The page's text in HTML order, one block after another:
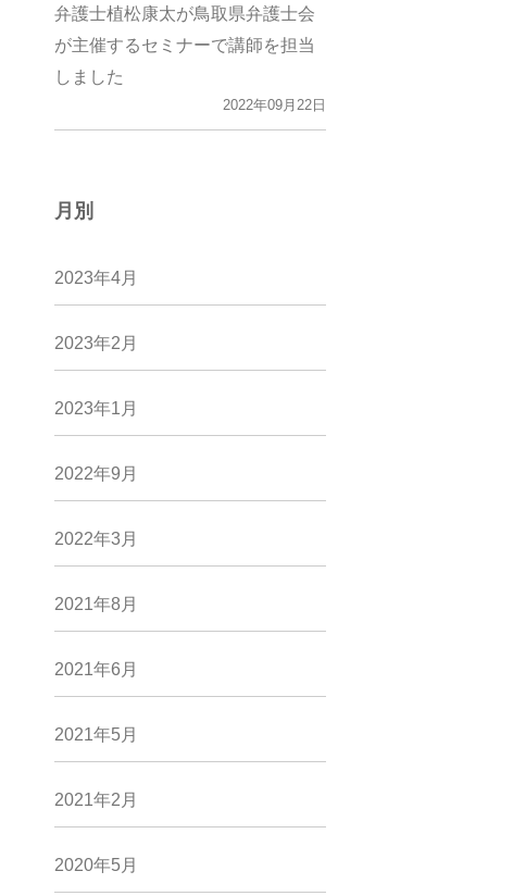
弁護士植松康太が鳥取県弁護士会
が主催するセミナーで講師を担当
しました
2022年09月22日
月別
2023年4月
2023年2月
2023年1月
2022年9月
2022年3月
2021年8月
2021年6月
2021年5月
2021年2月
2020年5月